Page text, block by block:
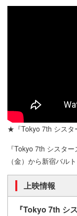
★『Tokyo 7th シスタ
『Tokyo 7th シスタ
（⾦）から新宿バル
上映情報
『Tokyo 7th シ